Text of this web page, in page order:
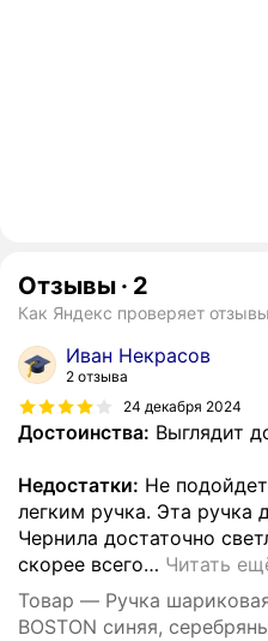
Отзывы · 2
Как Яндекс проверяет отзывы
Иван Некрасов
2 отзыва
24 декабря 2024
Достоинства: Выглядит
Недостатки: Не
легким ручка. Эта ручка
Чернила достаточно
скорее всего… Читать
Товар — Ручка
BOSTON синяя,